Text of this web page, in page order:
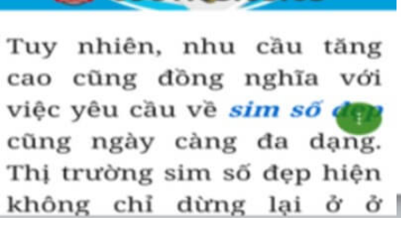
Hướng dẫn mua Sim Tứ Quý 2 tại
Simtiengiang.vn.
Sim Tiền Giang là đơn vị cung cấp
Tứ Quý, sim giá rẻ uy
tín chất lượng.
Chọn mua sim số đẹp thường mất nhiều thời gian ở khoản lựa số,
một số phải vừa đẹp, vừa tốt về phong thủy thì mới là sim hoàn
hảo. Vậy phải làm sao?
- Cách nhanh nhất để chọn mua được Sim Tứ Quý 2 là bạn vào
trang chủ của Sim Tiền Giang, chọn mục “
Sim giảm giá
“ ở ngay đầu
trang chủ. Đây là danh sách sim được đại lý giảm giá vì một số lý